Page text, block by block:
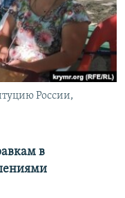
России,
в